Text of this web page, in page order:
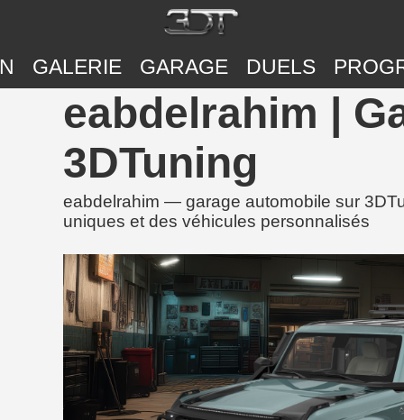
GALERIE GARAGE DUELS
eabdelrahim |
3DTuning
eabdelrahim — garage automobile sur
uniques et des véhicules personnalisés